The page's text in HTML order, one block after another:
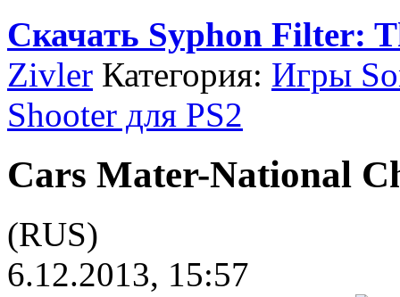
Скачать Syphon Filter:
Zivler Категория: Игры
Shooter для PS2
Cars Mater-National
(RUS)
6.12.2013, 15:57